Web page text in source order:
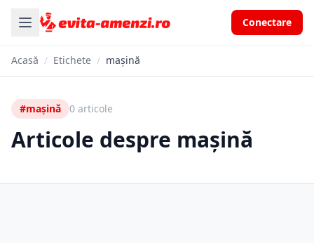
Conectare
Acasă / Etichete / mașină
#mașină 0 articole
Articole despre mașină